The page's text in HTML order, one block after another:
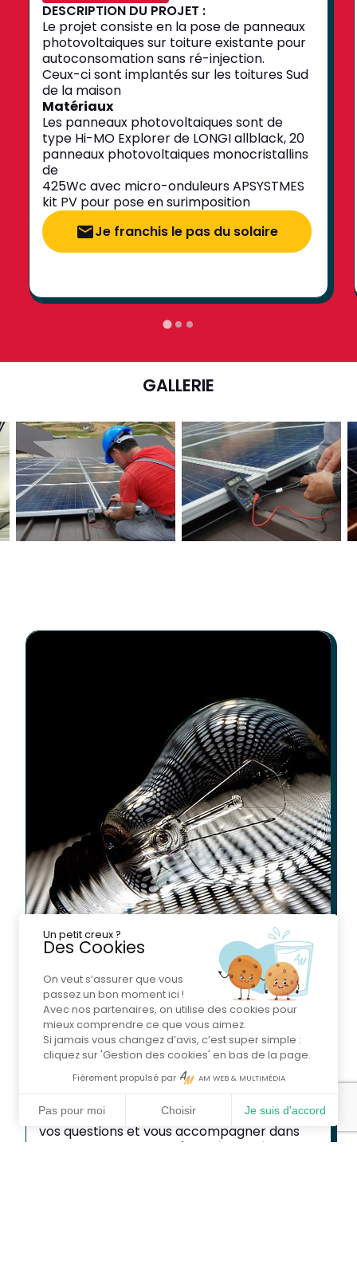
DESCRIPTION DU PROJET :
Le projet consiste en la pose de panneaux
photovoltaiques sur toiture existante pour
autoconsomation sans ré-injection.
Ceux-ci sont implantés sur les toitures Sud
de la maison
Matériaux
Les panneaux photovoltaiques sont de
type Hi-MO Explorer de LONGI allblack, 20
panneaux photovoltaiques monocristallins
de
425Wc avec micro-onduleurs APSYSTMES
kit PV pour pose en surimposition
Je franchis le pas du solaire
GALLERIE
PARTANT POUR UNE
TRANSITION ÉNERGÉTIQUE ?
N’hésitez pas à nous contacter pour toute
demande de renseignements. Nous
études solaires gratuites
et sans engagement.Laissez-nous un
contactera rapidement
pour répondre à
vos questions et vous accompagner dans
l’énergie solaire.
Un petit creux ?
Des Cookies
On veut s’assurer que vous
passez un bon moment ici !
Avec nos partenaires, on utilise des cookies pour
mieux comprendre ce que vous aimez.
Si jamais vous changez d’avis, c’est super simple :
cliquez sur 'Gestion des cookies' en bas de la page.
Fièrement propulsé par AM WEB & MULTIMÉDIA
Pas pour moi Choisir Je suis d'accord